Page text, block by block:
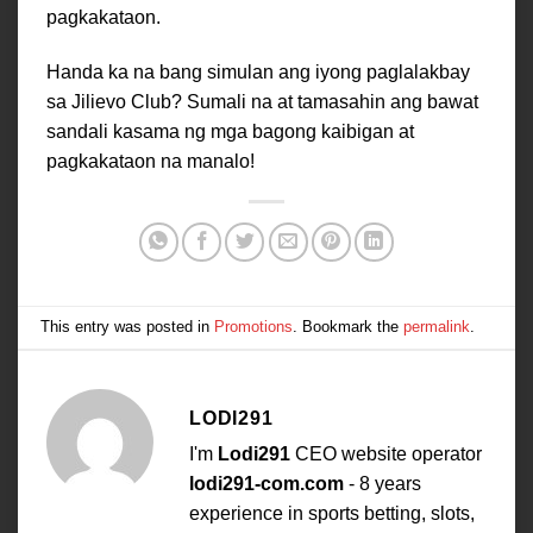
pagkakataon.
Handa ka na bang simulan ang iyong paglalakbay
sa Jilievo Club? Sumali na at tamasahin ang bawat
sandali kasama ng mga bagong kaibigan at
pagkakataon na manalo!
This entry was posted in Promotions . Bookmark thepermalink
LODI291
I'm Lodi291 CEO website operator
lodi291-com.com - 8 years
experience in sports betting, slots,